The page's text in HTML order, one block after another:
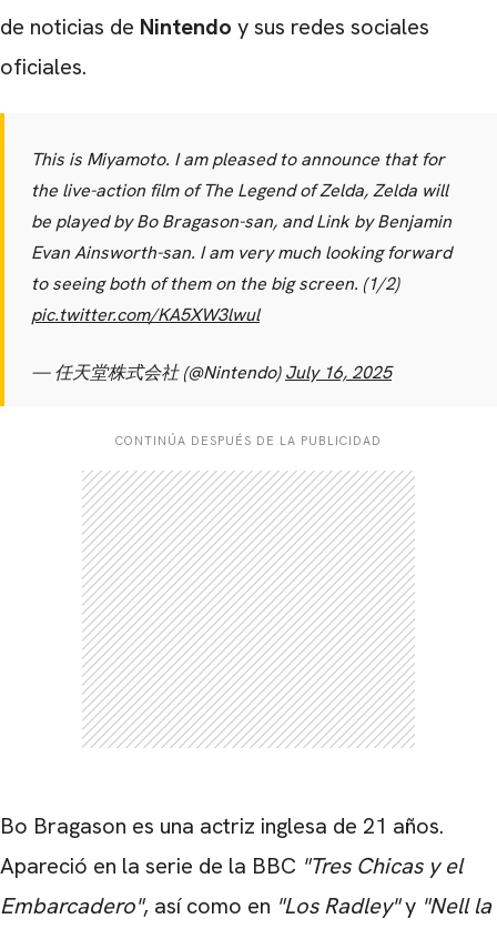
de noticias de Nintendo y sus redes sociales
oficiales.
This is Miyamoto. I am pleased to announce that for
the live-action film of The Legend of Zelda, Zelda will
be played by Bo Bragason-san, and Link by Benjamin
Evan Ainsworth-san. I am very much looking forward
to seeing both of them on the big screen. (1/2)
pic.twitter.com/KA5XW3lwul
— 任天堂株式会社 (@Nintendo)July 16, 2025
CONTINÚA DESPUÉS DE LA PUBLICIDAD
Bo Bragason es una actriz inglesa de 21 años.
Apareció en la serie de la BBC "Tres Chicas y el
Embarcadero", así como en "Los Radley"y "Nell la